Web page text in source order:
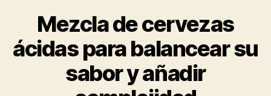
Mezcla de cervezas
ácidas para balancear su
sabor y añadir